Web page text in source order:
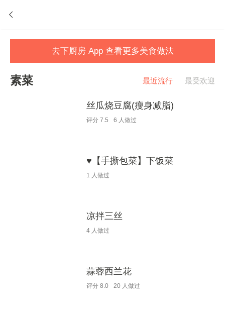
去下厨房 App 查看更多美食做法
素菜 最近流行 最受欢迎
丝瓜烧豆腐(瘦身减脂)
评分 7.5 6 人做过
♥【手撕包菜】下饭菜
1 人做过
凉拌三丝
4 人做过
蒜蓉西兰花
评分 8.0 20 人做过